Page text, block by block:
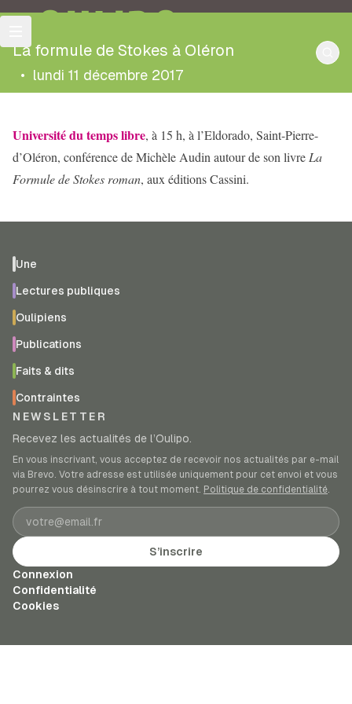
OULIPO
La formule de Stokes à Oléron
• lundi 11 décembre 2017
Université du temps libre, à 15 h, à l’Eldorado, Saint-Pierre-
d’Oléron, conférence de Michèle Audin autour de son livre La
Formule de Stokes roman, aux éditions Cassini.
Une
Lectures publiques
Oulipiens
Publications
Faits & dits
Contraintes
NEWSLETTER
Recevez les actualités de l’Oulipo.
En vous inscrivant, vous acceptez de recevoir nos actualités par e-mail
via Brevo. Votre adresse est utilisée uniquement pour cet envoi et vous
pourrez vous désinscrire à tout moment. Politique de confidentialité.
Adresse e-mail
S’inscrire
Connexion
Confidentialité
Cookies